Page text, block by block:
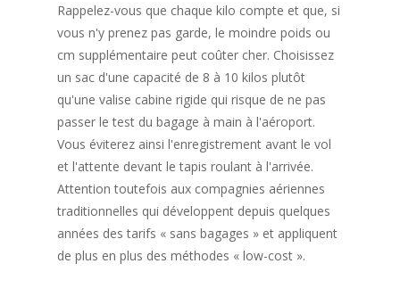
Rappelez-vous que chaque kilo compte et que, si
vous n'y prenez pas garde, le moindre poids ou
cm supplémentaire peut coûter cher. Choisissez
un sac d'une capacité de 8 à 10 kilos plutôt
qu'une valise cabine rigide qui risque de ne pas
passer le test du bagage à main à l'aéroport.
Vous éviterez ainsi l'enregistrement avant le vol
et l'attente devant le tapis roulant à l'arrivée.
Attention toutefois aux compagnies aériennes
traditionnelles qui développent depuis quelques
années des tarifs « sans bagages » et appliquent
de plus en plus des méthodes « low-cost ».